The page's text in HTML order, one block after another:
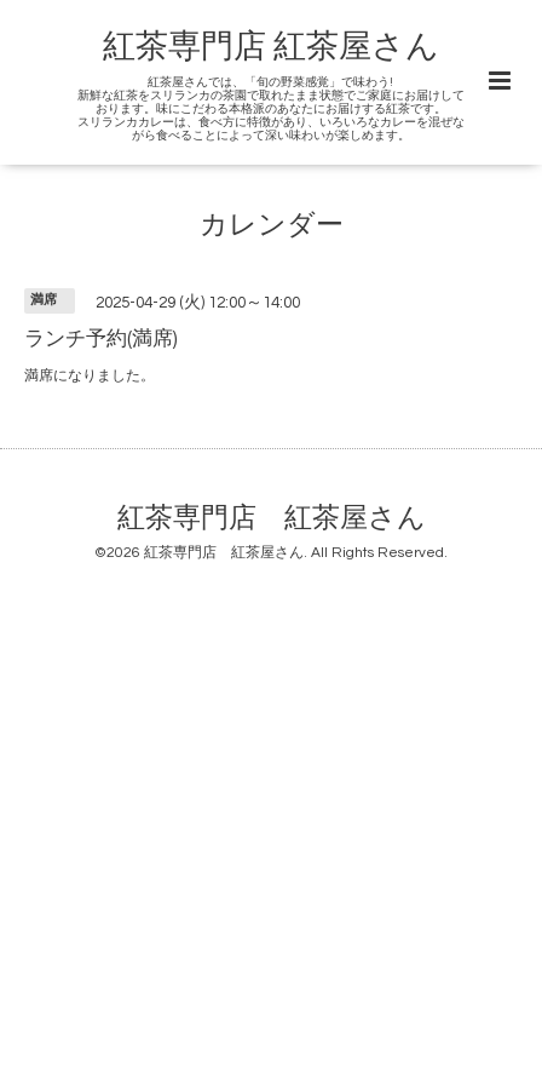
紅茶専門店 紅茶屋さん
紅茶屋さんでは、「旬の野菜感覚」で味わう!
新鮮な紅茶をスリランカの茶園で取れたまま状態でご家庭にお届けして
おります。味にこだわる本格派のあなたにお届けする紅茶です。
スリランカカレーは、食べ方に特徴があり、いろいろなカレーを混ぜな
がら食べることによって深い味わいが楽しめます。
カレンダー
満席 2025-04-29 (火) 12:00～14:00
ランチ予約(満席)
満席になりました。
紅茶専門店 紅茶屋さん
©2026 紅茶専門店 紅茶屋さん. All Rights Reserved.